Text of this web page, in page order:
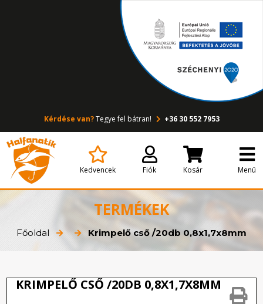
Kérdése van?Tegye fel bátran! +36 30 552 7953
Kedvencek Fiók Kosár Menü
TERMÉKEK
Főoldal Krimpelő cső /20db 0,8x1,7x8mm
KRIMPELŐ CSŐ /20DB 0,8X1,7X8MM